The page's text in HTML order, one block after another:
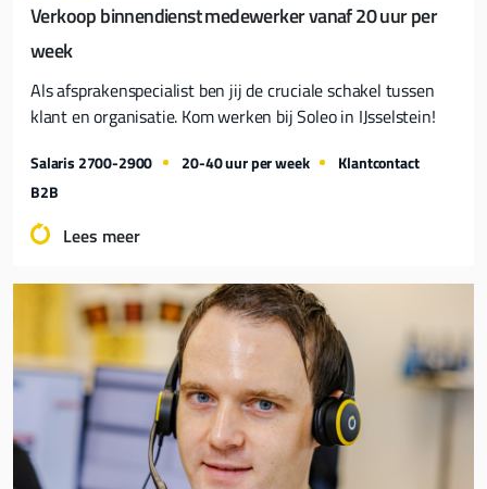
Verkoop binnendienst medewerker vanaf 20 uur per
week
Als afsprakenspecialist ben jij de cruciale schakel tussen
klant en organisatie. Kom werken bij Soleo in IJsselstein!
Salaris 2700-2900 20-40 uur per week
Klantcontact
B2B
Lees meer